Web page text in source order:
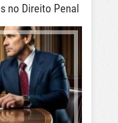
no Direito Penal